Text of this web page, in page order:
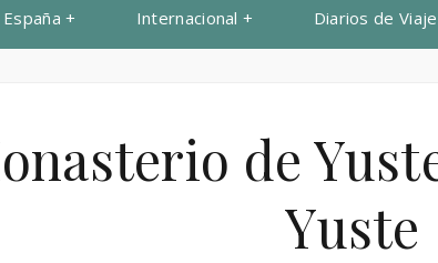
España Internacional Diarios de Viaje
de
Yuste